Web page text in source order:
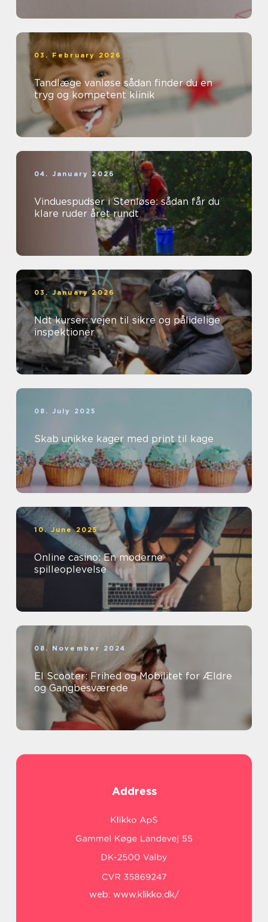
03. February 2026
Tandlæge vanløse sådan finder du en
tryg og kompetent klinik
04. January 2026
Vinduespudser i Stenløse: sådan får du
klare ruder året rundt
03. January 2026
Ndt kurser: vejen til sikre og pålidelige
inspektioner
08. July 2025
Skab unikke kager med print til kage
10. June 2025
Online casino: En moderne
spilleoplevelse
08. November 2024
El Scooter: Frihed og Mobilitet for Ældre
og Gangbesværede
Address
web: www.klikko.dk/